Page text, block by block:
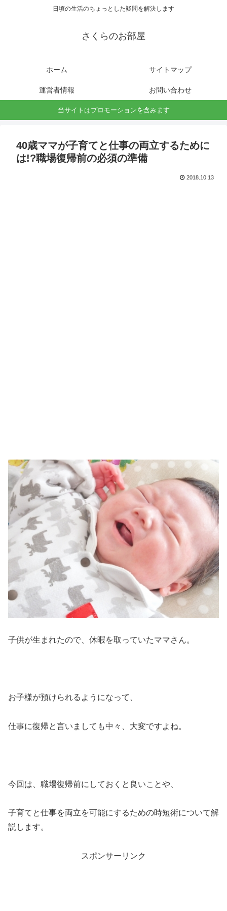
日頃の生活のちょっとした疑問を解決します
さくらのお部屋
ホーム サイトマップ
運営者情報 お問い合わせ
当サイトはプロモーションを含みます
40歳ママが子育てと仕事の両立するために
は!?職場復帰前の必須の準備
2018.10.13
子供が生まれたので、休暇を取っていたママさん。
お子様が預けられるようになって、
仕事に復帰と言いましても中々、大変ですよね。
今回は、職場復帰前にしておくと良いことや、
子育てと仕事を両立を可能にするための時短術について解
説します。
スポンサーリンク